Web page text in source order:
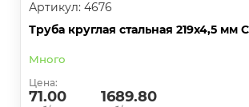
Артикул: 4676
Труба круглая стальная 219х4,5 мм
Много
Цена:
71.00 1689.80